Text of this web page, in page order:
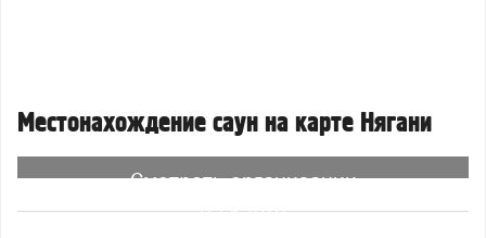
Местонахождение саун на карте Нягани
Смотреть организации
на карте